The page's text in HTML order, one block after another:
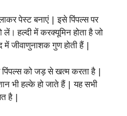
पेस्ट बनाएं | इसे पिंपल्स पर
हल्दी में करक्यूमिन होता है जो
जीवाणुनाशक गुण होती हैं |
पिंपल्स को जड़ से खत्म करता है |
भी हल्के हो जाते हैं | यह सभी
है |